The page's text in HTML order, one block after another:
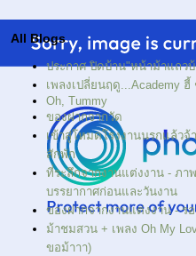
All Blogs
ประกาศ ปิดบ้าน"หน้าม้าแถว
เพลงเปลี่ยนฤดู...Academy ฮี้
Oh, Tummy
ของฝากจากวัด
เข้าสู่โหมดโรงงานนรกแล้วจ้
สักพัก
ที่ระลึกจากงานแต่งงาน - ภา
บรรยากาศก่อนและวันงาน
ของฝากจากงานแต่งงาน - ร
ม้าชมสวน + เพลง Oh My
ขอม้าาา)